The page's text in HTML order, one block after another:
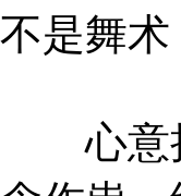
不是舞
心意把